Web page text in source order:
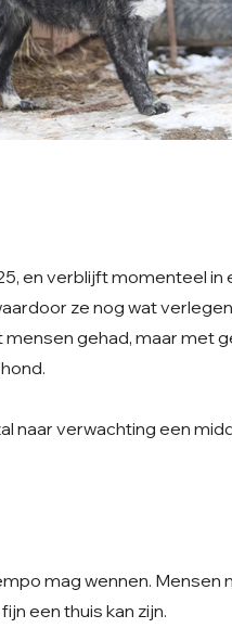
en verblijft momenteel in
ze nog wat
gehad, maar met
naar verwachting een
mag wennen. Mensen
een thuis kan zijn.